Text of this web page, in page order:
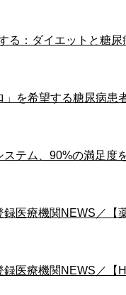
：ダイエットと糖尿
を希望する糖尿病患
テム、90%の満足度
医療機関NEWS／【
医療機関NEWS／【